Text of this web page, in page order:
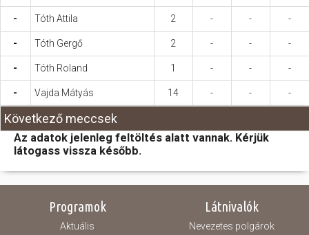
- Tóth Attila 2 - - -
- Tóth Gergő 2 - - -
- Tóth Roland 1 - - -
- Vajda Mátyás 14 - - -
Következő meccsek
Az adatok jelenleg feltöltés alatt vannak. Kérjük
látogass vissza később.
Programok
Aktuális
Látnivalók
Nevezetes polgárok